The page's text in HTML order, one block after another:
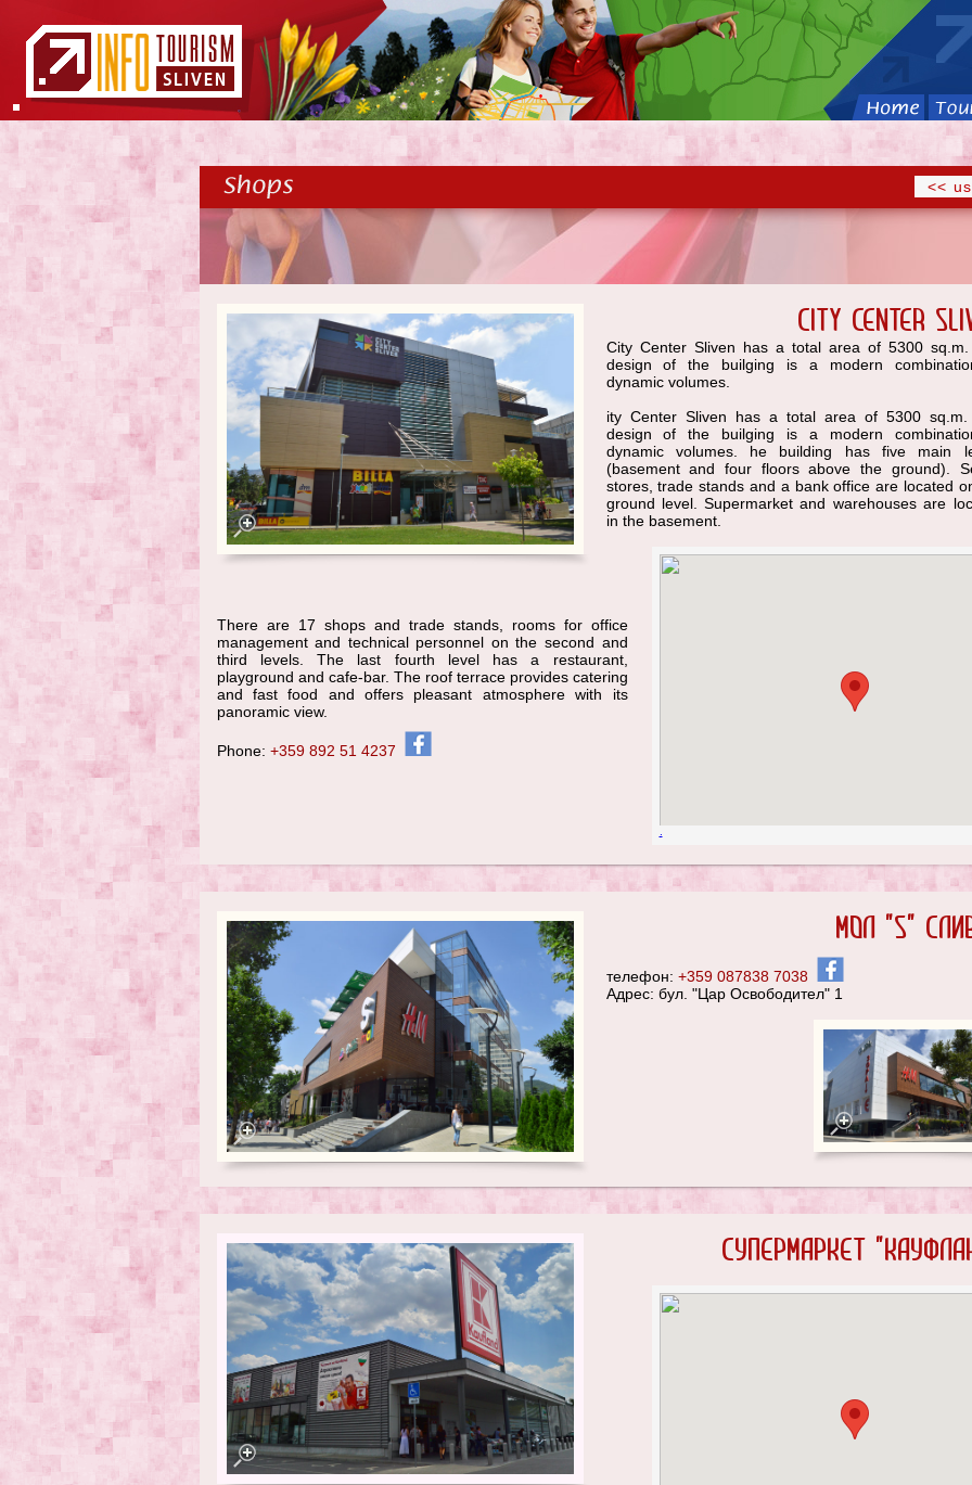
<<
City Center
City Center Sliven has a total area of 5300
design of the builging is a modern
dynamic volumes.
ity Center Sliven has a total area of 5300 sq.m.
design of the builging is a modern
dynamic volumes. he building has five main
(basement and four floors above the ground).
stores, trade stands and a bank office are located
ground level. Supermarket and warehouses are
in the basement.
There are 17 shops and trade stands, rooms for office
management and technical personnel on the second and
third levels. The last fourth level has a restaurant,
playground and cafe-bar. The roof terrace provides catering
and fast food and offers pleasant atmosphere with its
panoramic view.
Phone: +359 892 51 4237
Мол "S"
телефон: +359 087838 7038
Адрес: бул. "Цар Освободител" 1
Супермаркет